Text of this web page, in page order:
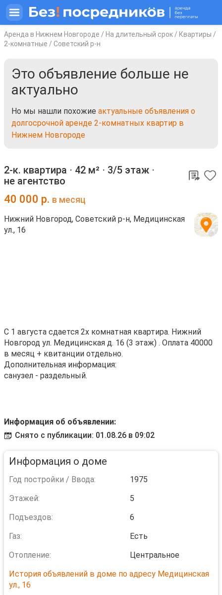
Аренда в Нижнем Новгороде / На длительный срок / Квартиры /
2-комнатные / Советский р-н
Это объявление больше не
актуально
Но мы нашли похожие актуальные объявления о
долгосрочной аренде 2-комнатных квартир в
Нижнем Новгороде
2-к. квартира ⋅ 42 м² ⋅ 3/5 этаж ⋅
не агентство
40 000 р. в месяц
Нижний Новгород, Советский р-н, Медицинская
ул., 16
С 1 августа сдается 2х комнатная квартира. Нижний
Новгород ул. Медицинская д. 16 (3 этаж) . Оплата 40000
в месяц + квитанции отдельно.
Дополнительная информация:
санузел - раздельный.
Информация об объявлении:
Снято с публикации: 01.08.26 в 09:02
Информация о доме
Год постройки / Ввода:
1975
Этажей:
5
Подъездов:
6
Газ:
Есть
Отопление:
Центральное
История объявлений в доме по адресу Медицинская
ул., 16